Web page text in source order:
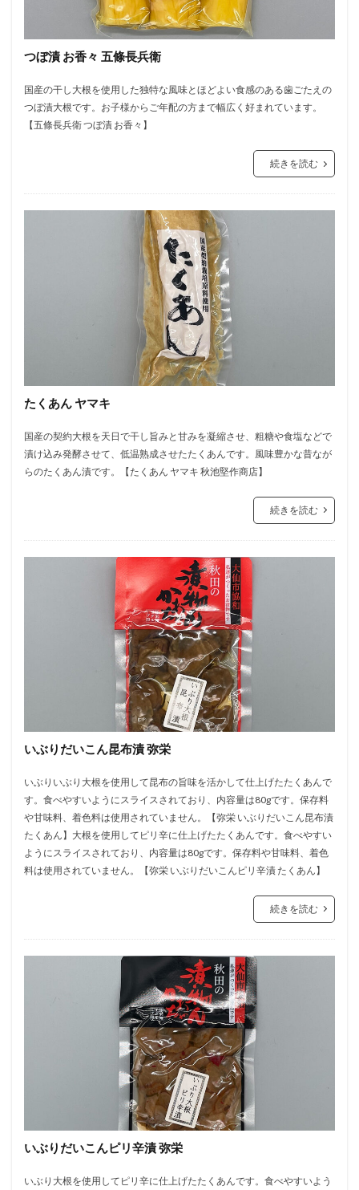
つぼ漬 お香々 五條長兵衛
国産の干し大根を使用した独特な風味とほどよい食感のある歯ごたえの
つぼ漬大根です。お子様からご年配の方まで幅広く好まれています。
【五條長兵衛 つぼ漬 お香々】
続きを読む
たくあん ヤマキ
国産の契約大根を天日で干し旨みと甘みを凝縮させ、粗糖や食塩などで
漬け込み発酵させて、低温熟成させたたくあんです。風味豊かな昔なが
らのたくあん漬です。【たくあん ヤマキ 秋池堅作商店】
続きを読む
いぶりだいこん昆布漬 弥栄
いぶりいぶり大根を使用して昆布の旨味を活かして仕上げたたくあんで
す。食べやすいようにスライスされており、内容量は80gです。保存料
や甘味料、着色料は使用されていません。【弥栄 いぶりだいこん昆布漬
たくあん】大根を使用してピリ辛に仕上げたたくあんです。食べやすい
ようにスライスされており、内容量は80gです。保存料や甘味料、着色
料は使用されていません。【弥栄 いぶりだいこんピリ辛漬 たくあん】
続きを読む
いぶりだいこんピリ辛漬 弥栄
いぶり大根を使用してピリ辛に仕上げたたくあんです。食べやすいよう